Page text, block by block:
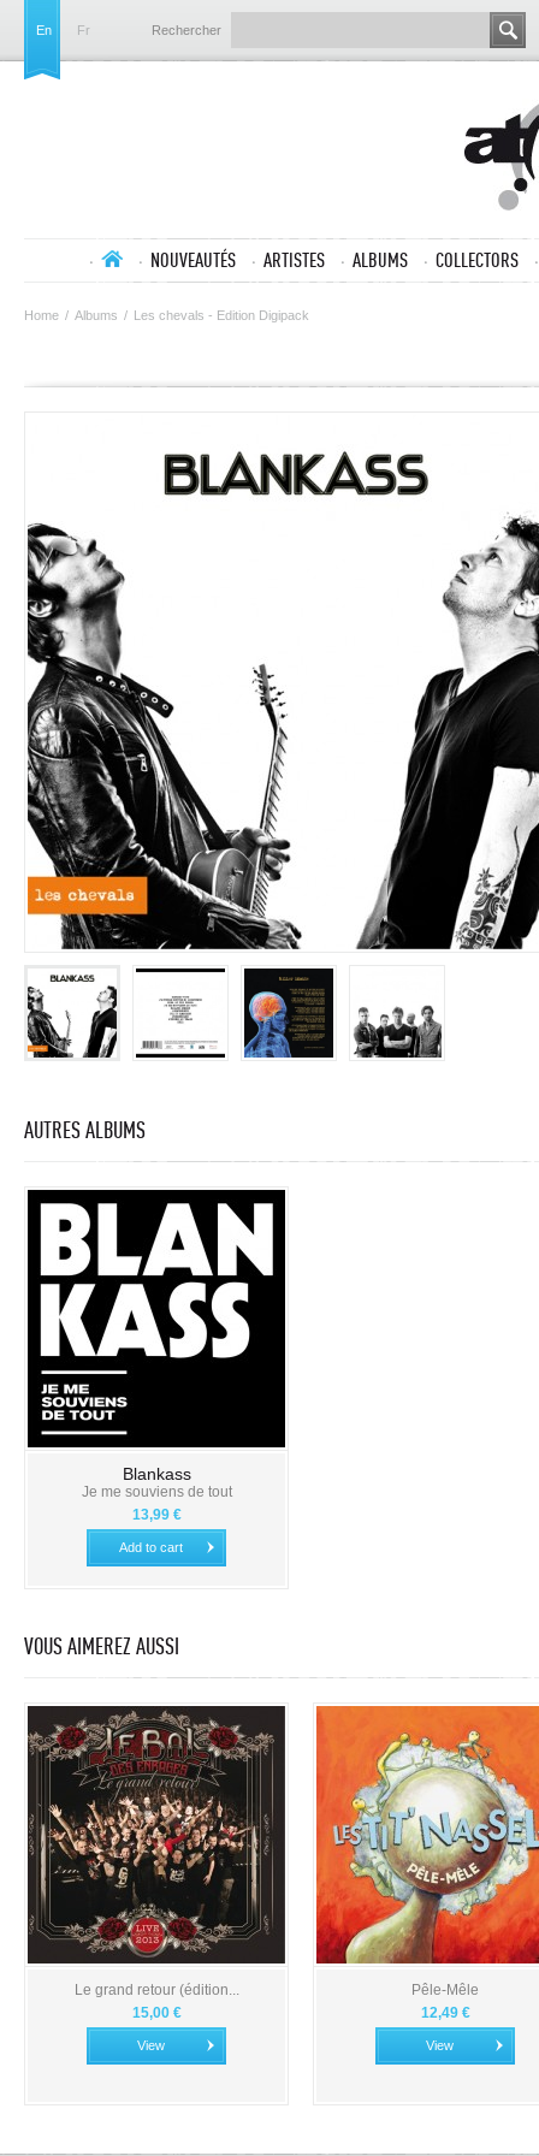
En Fr Rechercher
NOUVEAUTÉS ARTISTES ALBUMS COLLECTORS
Home / Albums / Les chevals - Edition Digipack
AUTRES ALBUMS
Blankass
Je me souviens de tout
13,99 €
Add to cart
VOUS AIMEREZ AUSSI
Le grand retour (édition...
15,00 €
View
Pêle-Mêle
12,49 €
View